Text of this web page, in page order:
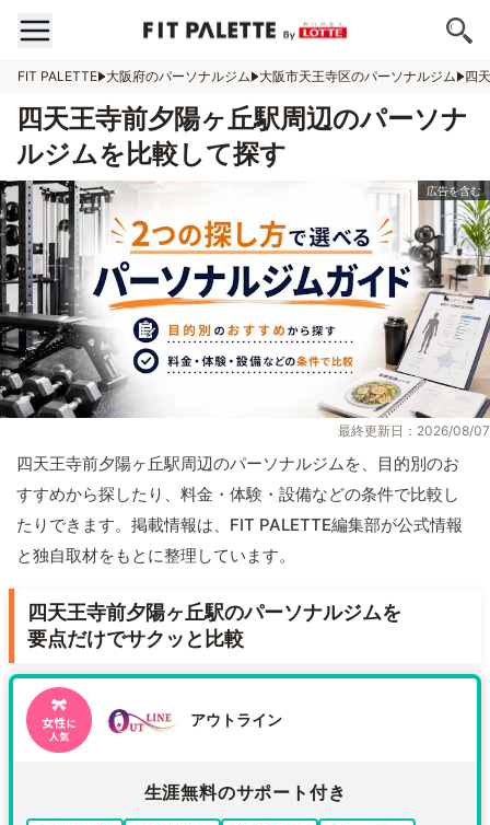
FIT PALETTE 大阪府のパーソナルジム 大阪市天王寺区のパーソナルジム 四
四天王寺前夕陽ヶ丘駅周辺のパーソナ
ルジムを比較して探す
最終更新日：2026/08/07
四天王寺前夕陽ヶ丘駅周辺のパーソナルジムを、目的別のお
すすめから探したり、料金・体験・設備などの条件で比較し
たりできます。掲載情報は、FIT PALETTE編集部が公式情報
と独自取材をもとに整理しています。
四天王寺前夕陽ヶ丘駅のパーソナルジムを
要点だけでサクッと比較
アウトライン
生涯無料のサポート付き